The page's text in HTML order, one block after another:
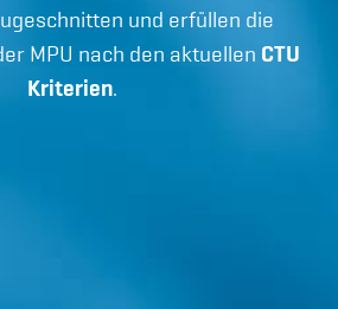
und erfüllen die
MPU nach den aktuellen CTU
Kriterien.